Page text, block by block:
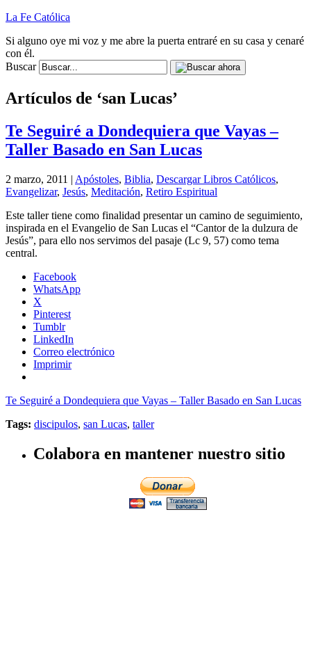
La Fe Católica
Si alguno oye mi voz y me abre la puerta entraré en su casa y cenaré
con él.
Buscar
Artículos de ‘san Lucas’
Te Seguiré a Dondequiera que Vayas –
Taller Basado en San Lucas
2 marzo, 2011 | Apóstoles, Biblia, Descargar Libros Católicos,
Evangelizar, Jesús, Meditación, Retiro Espiritual
Este taller tiene como finalidad presentar un camino de seguimiento,
inspirada en el Evangelio de San Lucas el “Cantor de la dulzura de
Jesús”, para ello nos servimos del pasaje (Lc 9, 57) como tema
central.
Facebook
WhatsApp
X
Pinterest
Tumblr
LinkedIn
Correo electrónico
Imprimir
Te Seguiré a Dondequiera que Vayas – Taller Basado en San Lucas
Tags: discipulos, san Lucas, taller
Colabora en mantener nuestro sitio